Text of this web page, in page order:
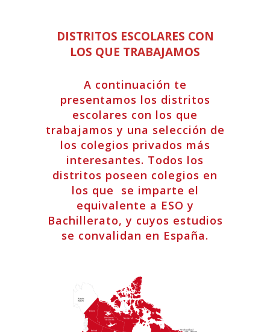
DISTRITOS ESCOLARES CON
LOS QUE TRABAJAMOS
A continuación te
presentamos los distritos
escolares con los que
trabajamos y una selección de
los colegios privados más
interesantes. Todos los
distritos poseen colegios en
los que se imparte el
equivalente a ESO y
Bachillerato, y cuyos estudios
se convalidan en España.